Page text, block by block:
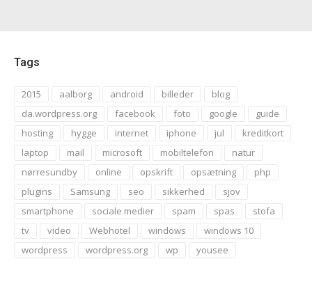
Tags
2015 aalborg android billeder
blog
da.wordpress.org
facebook foto google
guide
hosting
hygge internet iphone jul
kreditkort
laptop
mail microsoft mobiltelefon
natur
nørresundby
online opskrift opsætning
php
plugins
Samsung seo sikkerhed
sjov
smartphone
sociale medier spam spas
stofa
tv
video Webhotel windows
windows 10
wordpress
wordpress.org wp yousee